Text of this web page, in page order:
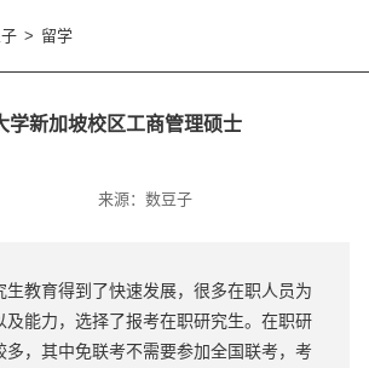
> 留学
学新加坡校区工商管理硕士
来源： 数豆子
生教育得到了快速发展，很多在职人员为
及能力，选择了报考在职研究生。在职研
多，其中免联考不需要参加全国联考，考